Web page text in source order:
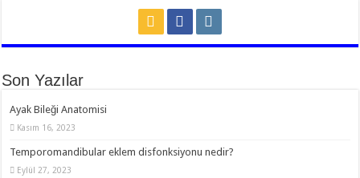
Son Yazılar
Ayak Bileği Anatomisi
Kasım 16, 2023
Temporomandibular eklem disfonksiyonu nedir?
Eylül 27, 2023